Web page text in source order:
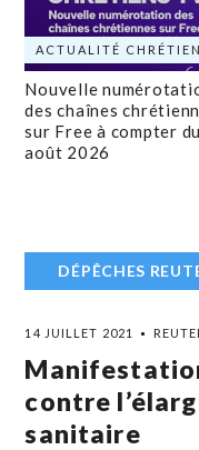
ACTUALITÉ
Nouvelle
des chaînes
sur Free à compter
août 2026
DÉPÊCHES
14 JUILLET 2021
contre
sanitaire